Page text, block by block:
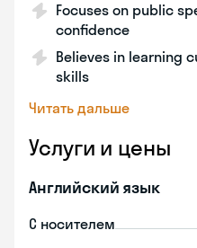
Focuses on public
confidence
Believes in learning
skills
Читать дальше
Услуги и цены
Английский язык
С носителем